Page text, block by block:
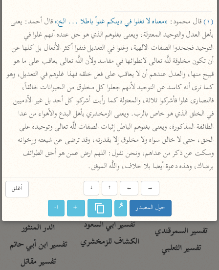
تفسير ابن الجوزي
تفسير الماوردي
منتقاة
تفسير ابن القيم
تفسير ابن تيمية
عامّة
تفسير السمعاني
تفسير مكّي
محاسن التأويل
للقاسمي
تفسير الثعالبي
تفسير السمرقندي
تفسير الثعلبي
تفسير الرازي
أخرى
أضواء البيان
نظم الدرر للبقاعي
لغة وبلاغة
التحرير والتنوير
المحرر الوجيز لابن
عطية
البحر المحيط لأبي
حيان
البسيط للواحدي
تفسير أبي السعود
الكشاف للزمخشري
تفسير ابن عثيمين
مركَّزة العبارة
تفسير الجلالين
جامع البيان للإيجي
تفسير البيضاوي
تفسير النسفي
الوجيز للواحدي
تفسير ابن أبي زمنين
موسوعة التفسير
الدر المنثور
تفسير ابن أبي حاتم
تفسير مقاتل
(١) قال محمود: «معناه لا تغلوا في دينكم غلواً باطلا ... الخ»
أن تكون مخلوقة للَّه تعالى لانطوائها في مفاسد ولأن اللَّه تعالى يعاقب على ما هو
قبيح منها، والعدل عندهم أن لا يعاقب على فعل خلقه فهذا غلوهم في التعديل، وهو
برضاك، وهذه دعوة أيضا بلا خلاف، واللَّه الموفق.
أغلق →
←
↑
↓
حول المصدر ا+ ا-